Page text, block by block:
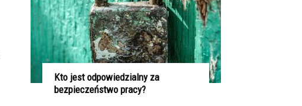
Kto jest odpowiedzialny za
bezpieczeństwo pracy?